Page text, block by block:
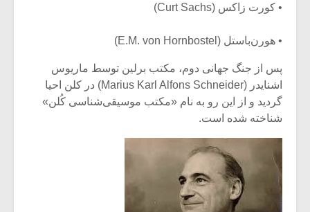
• کورت زاکس (Curt Sachs)
• هورن‌باستل (E.M. von Hornbostel)
پس از جنگ جهانی دوم، مکتب برلین توسط ماریوس
اشنایدر (Marius Karl Alfons Schneider) در کلن احیا
گردید و از این رو به نام «مکتب موسیقی‌شناسی کُلن»
شناخته شده است.